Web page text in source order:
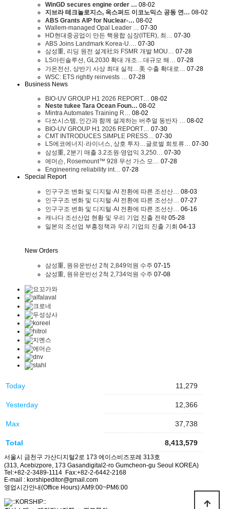
WinGD secures engine order … 08-02
지브라 테크놀로지스, 옥스퍼드 이코노믹스 공동 연… 08-02
ABS Grants AIP for Nuclear-… 08-02
Wallem-managed Opal Leader … 07-30
HD현대중공업이 만든 핵융합 심장(ITER), 최… 07-30
ABS Joins Landmark Korea-U.… 07-30
삼성重, 리딩 원전 설계社와 FSMR 개발 MOU… 07-28
LS마린솔루션, GL2030 확대 개조…대규모 해… 07-28
가온전선, 상반기 사상 최대 실적…美 수출 확대로… 07-28
WSC: ETS rightly reinvests … 07-28
Business News
BIO-UV GROUP H1 2026 REPORT… 08-02
Neste tukee Tara Ocean Foun… 08-02
Mintra Automates Training R… 08-02
다쏘시스템, 인간과 함께 설계하는 버추얼 동반자 … 08-02
BIO-UV GROUP H1 2026 REPORT… 07-30
CMT INTRODUCES SIMPLE PRESS… 07-30
LS에코에너지·라이너스, 상호 투자…글로벌 희토류… 07-30
삼성重, 2분기 매출 3.2조원∙영업익 3,250… 07-30
에머슨, Rosemount™ 928 무선 가스 모… 07-28
Engineering reliability int… 07-28
Special Report
인구구조 변화 및 디지털·AI 전환에 따른 조선산… 08-03
인구구조 변화 및 디지털·AI 전환에 따른 조선산… 07-27
인구구조 변화 및 디지털·AI 전환에 따른 조선산… 06-16
캐나다 조선산업 현황 및 우리 기업 진출 전략 05-28
일본의 조선업 부흥정책과 우리 기업의 진출 기회 04-13
New Orders
삼성重, 원유운반선 2척 2,849억원 수주 07-15
삼성重, 원유운반선 2척 2,734억원 수주 07-08
Today 11,279
Yesterday 12,366
Max 37,738
Total 8,413,579
서울시 금천구 가산디지털2로 173 에이스비즈포레 313호
(313, Acebizpore, 173 Gasandigital2-ro Gumcheon-gu Seoul KOREA)
Tel:+82-2-3489-1114 Fax:+82-2-6442-2168
E-mail : korshipeditor@gmail.com
영업시간안내(Office Hours):AM9:00~PM6:00